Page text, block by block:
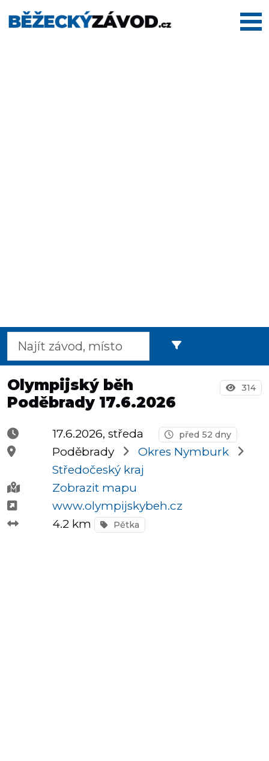
OCR
Praha
Virtuální
závody
Dětské
Olympijský běh
Poděbrady 17.6.2026
314
17.6.2026, středa před 52 dny
Poděbrady
Okres Nymburk
Středočeský kraj
Zobrazit mapu
www.olympijskybeh.cz
4.2 km
Pětka